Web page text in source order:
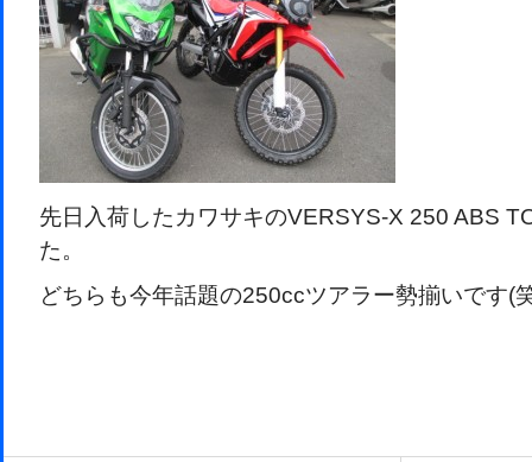
先日入荷したカワサキのVERSYS-X 250 ABS
た。
どちらも今年話題の250ccツアラー勢揃いです(